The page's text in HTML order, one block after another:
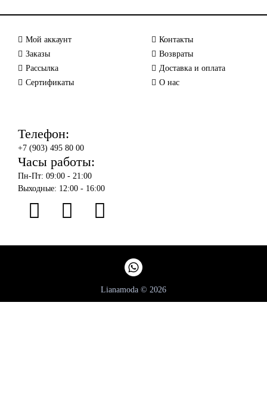
Мой аккаунт
Заказы
Рассылка
Сертификаты
Контакты
Возвраты
Доставка и оплата
О нас
Телефон:
+7 (903) 495 80 00
Часы работы:
Пн-Пт: 09:00 - 21:00
Выходные: 12:00 - 16:00
Lianamoda © 2026